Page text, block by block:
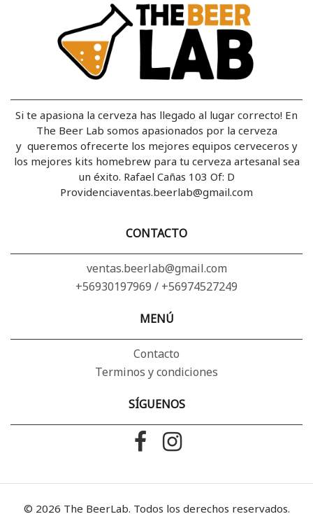
Si te apasiona la cerveza has llegado al lugar correcto! En
The Beer Lab somos apasionados por la cerveza
y queremos ofrecerte los mejores equipos cerveceros y
los mejores kits homebrew para tu cerveza artesanal sea
un éxito. Rafael Cañas 103 Of: D
Providenciaventas.beerlab@gmail.com
CONTACTO
ventas.beerlab@gmail.com
+56930197969 / +56974527249
MENÚ
Contacto
Terminos y condiciones
SÍGUENOS
© 2026 The BeerLab. Todos los derechos reservados.